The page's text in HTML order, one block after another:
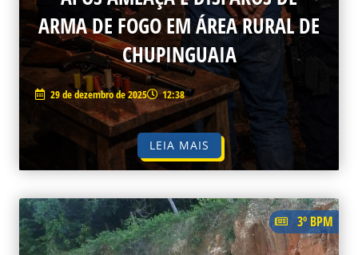
ARMA DE FOGO EM ÁREA RURAL DE
CHUPINGUAIA
29 de dezembro de 2025 12:38
LEIA MAIS
3º BPM